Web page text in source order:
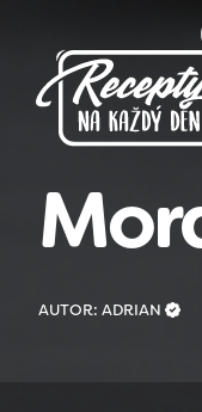
AUTOR: ADRIAN